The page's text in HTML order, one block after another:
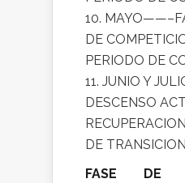
10.
DE
PERIODO DE
11. JUNIO Y
DESCENSO
DE
FASE DE